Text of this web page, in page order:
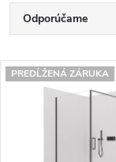
R
d
Odporúčame
Najdrahšie
V
PREDĹŽENÁ ZÁRUKA